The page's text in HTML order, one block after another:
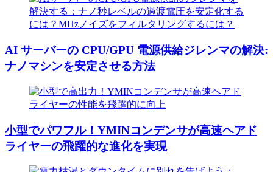
AI サーバーの CPU/GPU 電源供給ジレンマの解決:
ナノマシンを安定させる方法
小型でパワフル！YMINコンデンサが高速ヘアド
ライヤーの飛躍的な進化を実現